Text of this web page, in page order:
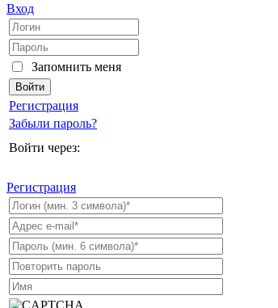
Вход
Запомнить меня
Регистрация
Забыли пароль?
Войти через:
Регистрация